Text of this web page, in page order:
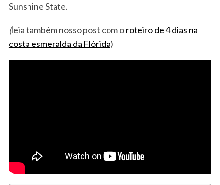
Sunshine State.
(leia também nosso post com oroteiro de 4 dias na
costa esmeralda da Flórida)